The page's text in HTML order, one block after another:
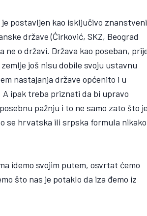
postavljen kao isključivo znanstveni
države (Ćirković, SKZ, Beograd
ne o državi. Država kao poseban,
još nisu dobile svoju ustavnu
nastajanja države općenito i u
ipak treba priznati da bi upravo
pažnju i to ne samo zato što
se hrvatska ili srpska formula nikako
idemo svojim putem, osvrtat ćemo
što nas je potaklo da iza đemo iz